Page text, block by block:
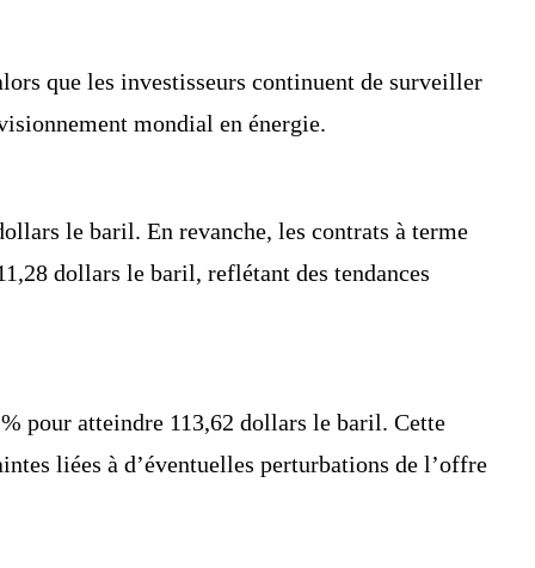
que les investisseurs continuent de surveiller
mondial en énergie.
le baril. En revanche, les contrats à terme
dollars le baril, reflétant des tendances
pour atteindre 113,62 dollars le baril. Cette
liées à d’éventuelles perturbations de l’offre